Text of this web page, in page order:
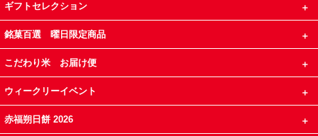
ギフトセレクション
銘菓百選 曜日限定商品
こだわり米 お届け便
ウィークリーイベント
赤福朔日餅 2026